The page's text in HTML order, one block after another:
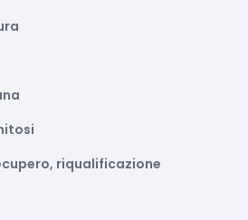
riqualificazione